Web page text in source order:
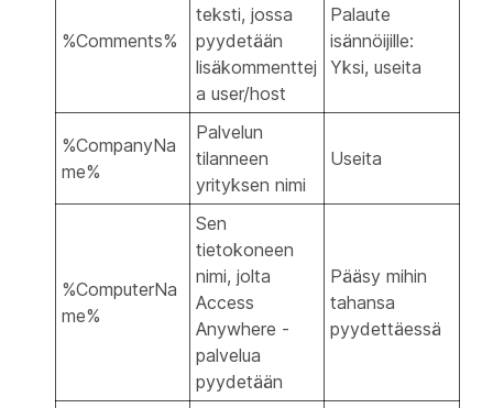
%Comments%
teksti, jossa
pyydetään
lisäkommenttej
a user/host
Palaute
isännöijille:
Yksi, useita
%CompanyNa
me%
Palvelun
tilanneen
yrityksen nimi
Useita
%ComputerNa
me%
Sen
tietokoneen
nimi, jolta
Access
Anywhere -
palvelua
pyydetään
Pääsy mihin
tahansa
pyydettäessä